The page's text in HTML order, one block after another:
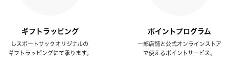
ギフトラッピング
レスポートサックオリジナルの
ギフトラッピングにて承ります。
ポイントプログラム
一部店舗と公式オンラインストア
で使えるポイントサービス。